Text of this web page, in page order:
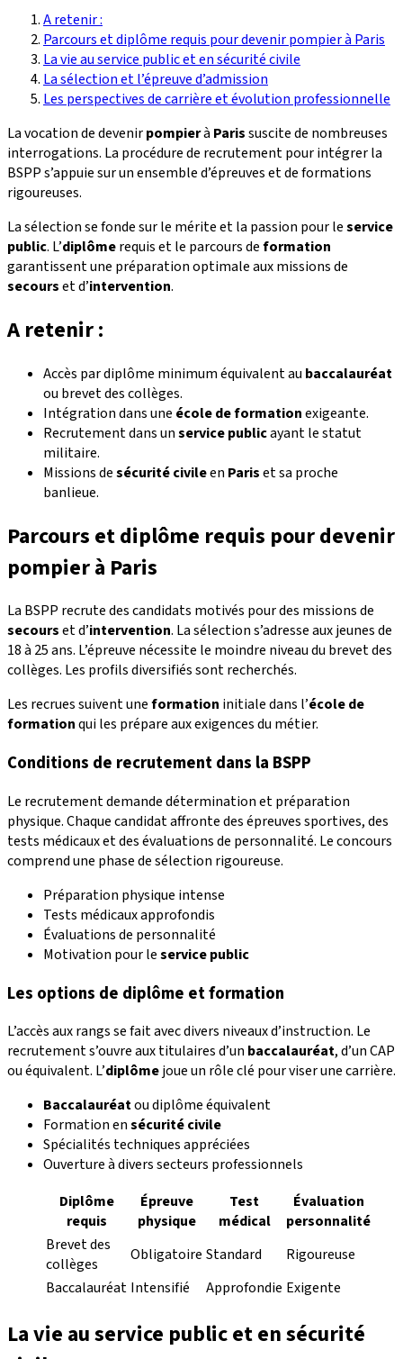
A retenir :
Parcours et diplôme requis pour devenir pompier à Paris
La vie au service public et en sécurité civile
La sélection et l’épreuve d’admission
Les perspectives de carrière et évolution professionnelle
La vocation de devenirpompierà Parissuscite de nombreuses
interrogations. La procédure de recrutement pour intégrer la
BSPP s’appuie sur un ensemble d’épreuves et de formations
rigoureuses.
La sélection se fonde sur le mérite et la passion pour leservice
public. L’diplômerequis et le parcours deformation
garantissent une préparation optimale aux missions de
secourset d’intervention.
A retenir :
Accès par diplôme minimum équivalent au baccalauréat
ou brevet des collèges.
Intégration dans une école de formationexigeante.
Recrutement dans unservice publicayant le statut
militaire.
Missions desécurité civileen Pariset sa proche
banlieue.
Parcours et diplôme requis pour devenir
pompier à Paris
La BSPP recrute des candidats motivés pour des missions de
secourset d’intervention. La sélection s’adresse aux jeunes de
18 à 25 ans. L’épreuve nécessite le moindre niveau du brevet des
collèges. Les profils diversifiés sont recherchés.
Les recrues suivent uneformation initiale dans l’école de
formationqui les prépare aux exigences du métier.
Conditions de recrutement dans la BSPP
Le recrutement demande détermination et préparation
physique. Chaque candidat affronte des épreuves sportives, des
tests médicaux et des évaluations de personnalité. Le concours
comprend une phase de sélection rigoureuse.
Préparation physique intense
Tests médicaux approfondis
Évaluations de personnalité
Motivation pour leservice public
Les options de diplôme et formation
L’accès aux rangs se fait avec divers niveaux d’instruction. Le
recrutement s’ouvre aux titulaires d’un baccalauréat, d’un CAP
ou équivalent. L’diplômejoue un rôle clé pour viser une carrière.
Baccalauréatou diplôme équivalent
Formation ensécurité civile
Spécialités techniques appréciées
Ouverture à divers secteurs professionnels
Diplôme
requis
Épreuve
physique
Test
médical
Évaluation
personnalité
Brevet des
collèges
Obligatoire Standard
Rigoureuse
Baccalauréat Intensifié Approfondie Exigente
La vie au service public et en sécurité